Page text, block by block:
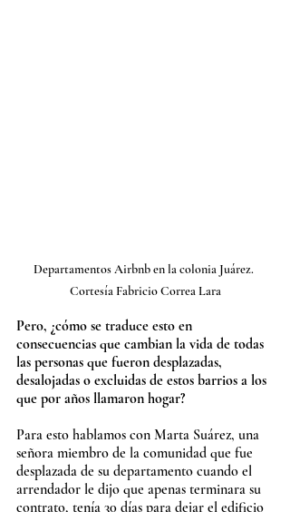
Departamentos Airbnb en la colonia Juárez.
Cortesía Fabricio Correa Lara
Pero, ¿cómo se traduce esto en
consecuencias que cambian la vida de todas
las personas que fueron desplazadas,
desalojadas o excluidas de estos barrios a los
que por años llamaron hogar?
Para esto hablamos con Marta Suárez, una
señora miembro de la comunidad que fue
desplazada de su departamento cuando el
arrendador le dijo que apenas terminara su
contrato, tenía 30 días para dejar el edificio